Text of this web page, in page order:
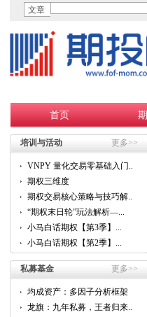
文章
首页
培训与活动 更多>>
VNPY 量化交易零基础入门...
期权三维度
期权交易核心策略与技巧解...
“期权末日轮”玩法解析—...
小马白话期权【第3季】...
小马白话期权【第2季】...
私募基金 更多>>
均成资产：多因子分析框架
的...
龙旗：九年私募，王者归来...